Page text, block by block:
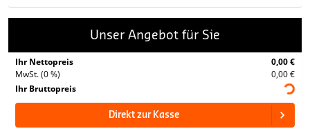
Unser Angebot für Sie
Ihr Nettopreis
0,00 €
MwSt. (0 %)
0,00 €
Ihr Bruttopreis
Direkt zur Kasse